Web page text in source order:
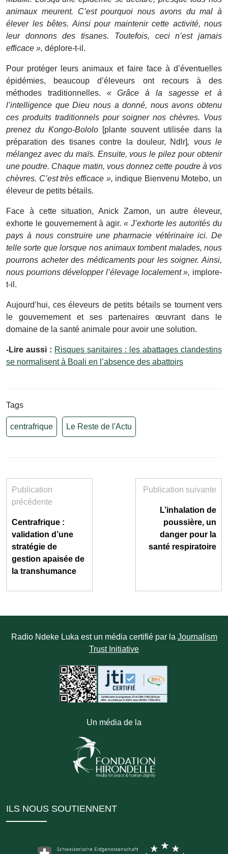
animaux meurent. C’est pourquoi nous avons du mal à
élever les bêtes. Ainsi pour maintenir cette activité, nous
leur donnons des tisanes. Toutefois, ceci n’est jamais
efficace », déplore-t-il.
Pour protéger leurs animaux et faire face à d’éventuelles
épidémies, beaucoup d’éleveurs ont recours à des
méthodes traditionnelles. « Grâce à la sagesse et à
l’intelligence que Dieu nous a donné, nous avons obtenu
ces produits traditionnels pour soigner nos chèvres. Vous
prenez du Kongo-Bololo [plante souvent utilisée dans la
préparation des tisanes contre la douleur, Ndlr], vous le
mélangez avec du maïs. Ensuite, vous le pilez pour obtenir
une poudre. Chaque matin, vous donnez cette poudre à vos
chèvres. C’est très efficace », indique Bienvenu Motebo, un
éleveur de petits bétails.
Face à cette situation, Anick Zamon, un autre éleveur,
exhorte le gouvernement à agir. « J’exhorte les autorités du
pays à nous construire une pharmacie vétérinaire ici. De
telle sorte que lorsque nos animaux tombent malades, nous
pourrons acheter des médicaments pour les soigner. Ainsi,
nous pourrions développer l’élevage localement », implore-
t-il.
Aujourd’hui, ces éleveurs de petits bétails se tournent vers
le gouvernement et ses partenaires œuvrant dans le
domaine de la santé animale pour avoir une solution.
-Lire aussi : Risques sanitaires : les abattages clandestins
se normalisent à Boali en l’absence des abattoirs
Tags
centrafrique Le Reste de l'Actu
Publication
précédente
Centrafrique :
validation d’une
stratégie de
gestion apaisée de
la transhumance
Publication suivante
L’inhalation de
poussière, un
danger pour la
santé respiratoire
Radio Ndeke Luka est un média certifié par la Journalism
Trust Initiative
Un média de la
ILS NOUS SOUTIENNENT